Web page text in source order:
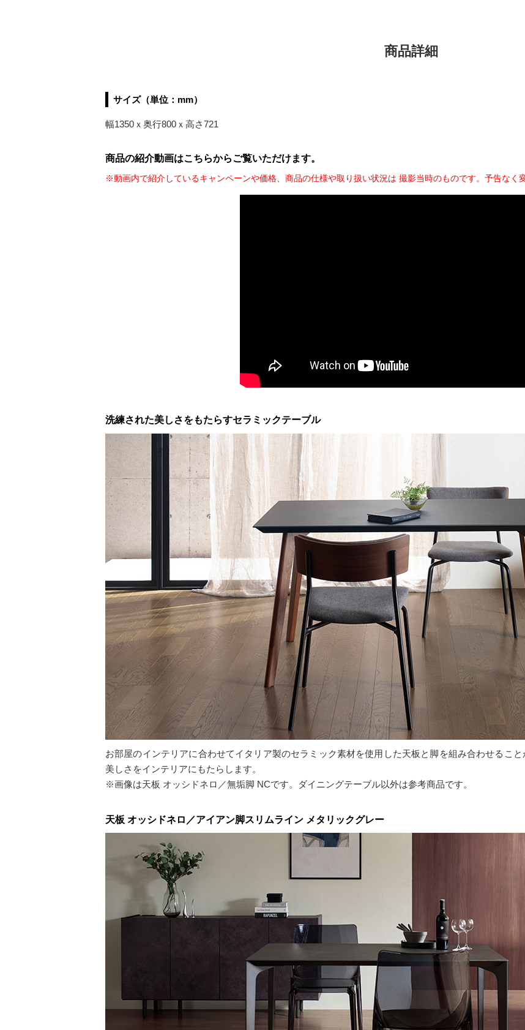
商品詳細
サイズ（単位：mm）
幅1350ｘ奥行800ｘ高さ721
商品の紹介動画はこちらからご覧いただけます。
※動画内で紹介しているキャンペーンや価格、商品の仕様や取り扱い状況は 撮影当時のものです。予告なく
洗練された美しさをもたらすセラミックテーブル
お部屋のインテリアに合わせてイタリア製のセラミック素材を使用した天板と脚を組み合わせるこ
美しさをインテリアにもたらします。
※画像は天板 オッシドネロ／無垢脚 NCです。ダイニングテーブル以外は参考商品です。
天板 オッシドネロ／アイアン脚スリムライン メタリックグレー